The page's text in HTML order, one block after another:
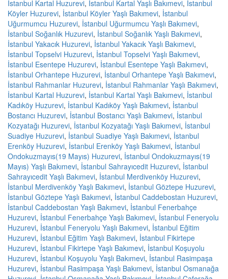
İstanbul Kartal Huzurevi, İstanbul Kartal Yaşlı Bakımevi, İstanbul
Köyler Huzurevi, İstanbul Köyler Yaşlı Bakımevi, İstanbul
Uğurmumcu Huzurevi, İstanbul Uğurmumcu Yaşlı Bakımevi,
İstanbul Soğanlık Huzurevi, İstanbul Soğanlık Yaşlı Bakımevi,
İstanbul Yakacık Huzurevi, İstanbul Yakacık Yaşlı Bakımevi,
İstanbul Topselvi Huzurevi, İstanbul Topselvi Yaşlı Bakımevi,
İstanbul Esentepe Huzurevi, İstanbul Esentepe Yaşlı Bakımevi,
İstanbul Orhantepe Huzurevi, İstanbul Orhantepe Yaşlı Bakımevi,
İstanbul Rahmanlar Huzurevi, İstanbul Rahmanlar Yaşlı Bakımevi,
İstanbul Kartal Huzurevi, İstanbul Kartal Yaşlı Bakımevi, İstanbul
Kadıköy Huzurevi, İstanbul Kadıköy Yaşlı Bakımevi, İstanbul
Bostancı Huzurevi, İstanbul Bostancı Yaşlı Bakımevi, İstanbul
Kozyatağı Huzurevi, İstanbul Kozyatağı Yaşlı Bakımevi, İstanbul
Suadiye Huzurevi, İstanbul Suadiye Yaşlı Bakımevi, İstanbul
Erenköy Huzurevi, İstanbul Erenköy Yaşlı Bakımevi, İstanbul
Ondokuzmayıs(19 Mayıs) Huzurevi, İstanbul Ondokuzmayıs(19
Mayıs) Yaşlı Bakımevi, İstanbul Sahrayıcedit Huzurevi, İstanbul
Sahrayıcedit Yaşlı Bakımevi, İstanbul Merdivenköy Huzurevi,
İstanbul Merdivenköy Yaşlı Bakımevi, İstanbul Göztepe Huzurevi,
İstanbul Göztepe Yaşlı Bakımevi, İstanbul Caddebostan Huzurevi,
İstanbul Caddebostan Yaşlı Bakımevi, İstanbul Fenerbahçe
Huzurevi, İstanbul Fenerbahçe Yaşlı Bakımevi, İstanbul Feneryolu
Huzurevi, İstanbul Feneryolu Yaşlı Bakımevi, İstanbul Eğitim
Huzurevi, İstanbul Eğitim Yaşlı Bakımevi, İstanbul Fikirtepe
Huzurevi, İstanbul Fikirtepe Yaşlı Bakımevi, İstanbul Koşuyolu
Huzurevi, İstanbul Koşuyolu Yaşlı Bakımevi, İstanbul Rasimpaşa
Huzurevi, İstanbul Rasimpaşa Yaşlı Bakımevi, İstanbul Osmanağa